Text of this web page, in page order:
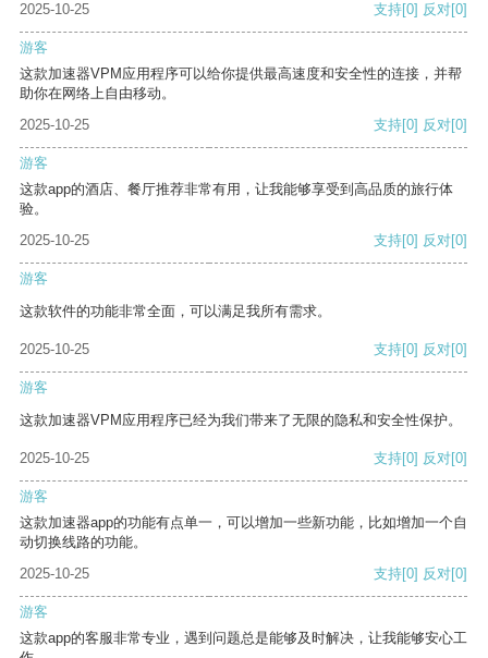
2025-10-25
支持[0] 反对[0]
游客
这款加速器VPM应用程序可以给你提供最高速度和安全性的连接，并帮
助你在网络上自由移动。
2025-10-25
支持[0] 反对[0]
游客
这款app的酒店、餐厅推荐非常有用，让我能够享受到高品质的旅行体
验。
2025-10-25
支持[0] 反对[0]
游客
这款软件的功能非常全面，可以满足我所有需求。
2025-10-25 支持[0] 反对[0]
游客
这款加速器VPM应用程序已经为我们带来了无限的隐私和安全性保护。
2025-10-25 支持[0] 反对[0]
游客
这款加速器app的功能有点单一，可以增加一些新功能，比如增加一个自
动切换线路的功能。
2025-10-25
支持[0] 反对[0]
游客
这款app的客服非常专业，遇到问题总是能够及时解决，让我能够安心工